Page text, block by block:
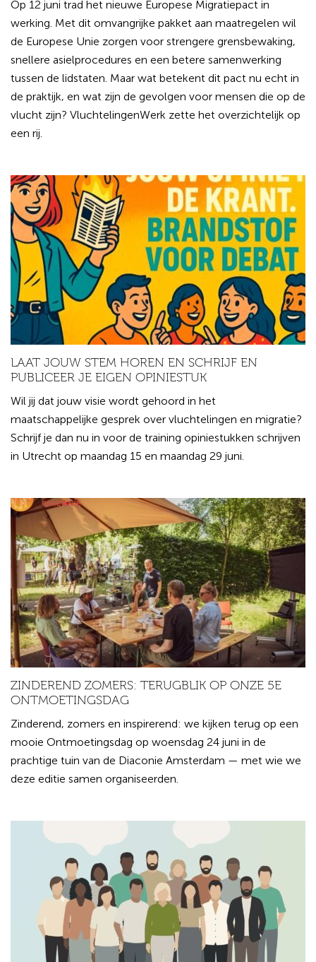
Op 12 juni trad het nieuwe Europese Migratiepact in
werking. Met dit omvangrijke pakket aan maatregelen wil
de Europese Unie zorgen voor strengere grensbewaking,
snellere asielprocedures en een betere samenwerking
tussen de lidstaten. Maar wat betekent dit pact nu echt in
de praktijk, en wat zijn de gevolgen voor mensen die op de
vlucht zijn? VluchtelingenWerk zette het overzichtelijk op
een rij.
LAAT JOUW STEM HOREN EN SCHRIJF EN
PUBLICEER JE EIGEN OPINIESTUK
Wil jij dat jouw visie wordt gehoord in het
maatschappelijke gesprek over vluchtelingen en migratie?
Schrijf je dan nu in voor de training opiniestukken schrijven
in Utrecht op maandag 15 en maandag 29 juni.
ZINDEREND ZOMERS: TERUGBLIK OP ONZE 5E
ONTMOETINGSDAG
Zinderend, zomers en inspirerend: we kijken terug op een
mooie Ontmoetingsdag op woensdag 24 juni in de
prachtige tuin van de Diaconie Amsterdam — met wie we
deze editie samen organiseerden.